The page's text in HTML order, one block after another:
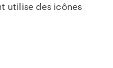
utilise des icônes